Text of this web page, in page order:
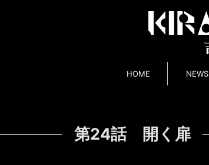
HOME NEWS
第24話 開く扉